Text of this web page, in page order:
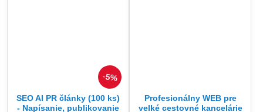
5%
SEO AI PR články (100 ks)
- Napísanie, publikovanie
Profesionálny WEB pre
velké cestovné kancelárie